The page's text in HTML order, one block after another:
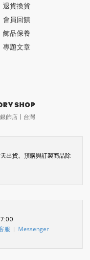
退貨換貨
會員回饋
飾品保養
專題文章
SHOP
銀飾店〡台灣
出貨。預購與訂製商品除
服 Messenger